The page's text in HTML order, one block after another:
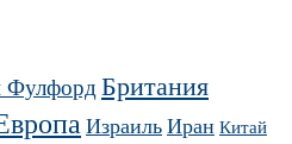
Фулфорд Британия
ИзраильИран Китай